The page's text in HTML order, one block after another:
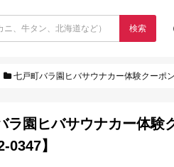
検索
七戸町バラ園ヒバサウナカー体験クーポ
ラ園ヒバサウナカー体
0347】